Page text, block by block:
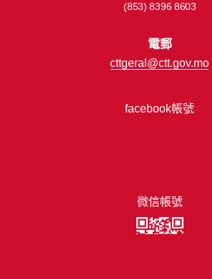
facebook帳號
微信帳號
(853) 8396 8603
電郵
cttgeral@ctt.gov.mo